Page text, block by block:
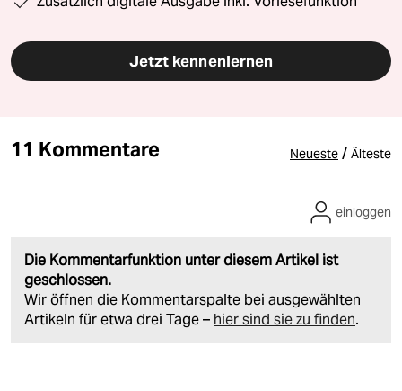
Jetzt kennenlernen
11 Kommentare Neueste / Älteste
Die Kommentarfunktion unter diesem Artikel ist
geschlossen.
Wir öffnen die Kommentarspalte bei ausgewählten
Artikeln für etwa drei Tage – hier sind sie zu finden.
einloggen